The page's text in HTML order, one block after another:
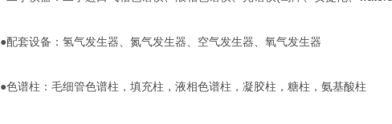
●配套设备：氢气发生器、氮气发生器、空气发生器、氧气发生器
●色谱柱：毛细管色谱柱，填充柱，液相色谱柱，凝胶柱，糖柱，氨基酸柱